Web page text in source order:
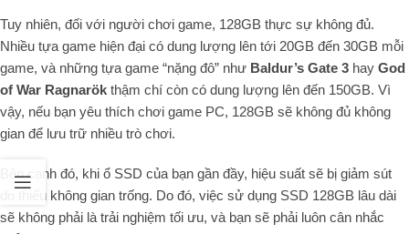
Tuy nhiên, đối với người chơi game, 128GB thực sự không đủ.
Nhiều tựa game hiện đại có dung lượng lên tới 20GB đến 30GB mỗi
game, và những tựa game “nặng đô” như Baldur’s Gate 3 hay God
of War Ragnarök thậm chí còn có dung lượng lên đến 150GB. Vì
vậy, nếu bạn yêu thích chơi game PC, 128GB sẽ không đủ không
gian để lưu trữ nhiều trò chơi.
Bên cạnh đó, khi ổ SSD của bạn gần đầy, hiệu suất sẽ bị giảm sút
do thiếu không gian trống. Do đó, việc sử dụng SSD 128GB lâu dài
sẽ không phải là trải nghiệm tối ưu, và bạn sẽ phải luôn cân nhắc